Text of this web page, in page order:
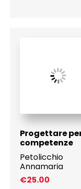
Progettare
competenze
Petolicchio
Annamaria
€25.00